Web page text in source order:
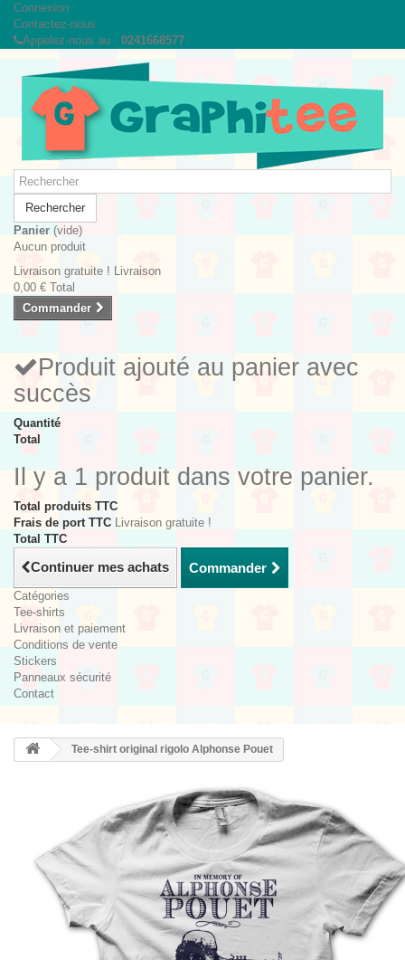
Connexion
Contactez-nous
Appelez-nous au : 0241668577
Rechercher
Panier (vide)
Aucun produit
Livraison gratuite ! Livraison
0,00 € Total
Commander
Produit ajouté au panier avec
succès
Quantité
Total
Il y a 1 produit dans votre panier.
Total produits TTC
Frais de port TTC Livraison gratuite !
Total TTC
Continuer mes achats Commander
Catégories
Tee-shirts
Livraison et paiement
Conditions de vente
Stickers
Panneaux sécurité
Contact
Tee-shirt original rigolo Alphonse Pouet